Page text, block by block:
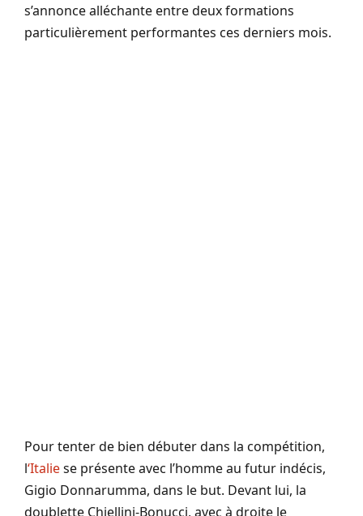
s’annonce alléchante entre deux formations
particulièrement performantes ces derniers mois.
Pour tenter de bien débuter dans la compétition,
l‘Italiese présente avec l’homme au futur indécis,
Gigio Donnarumma, dans le but. Devant lui, la
doublette Chiellini-Bonucci, avec à droite le